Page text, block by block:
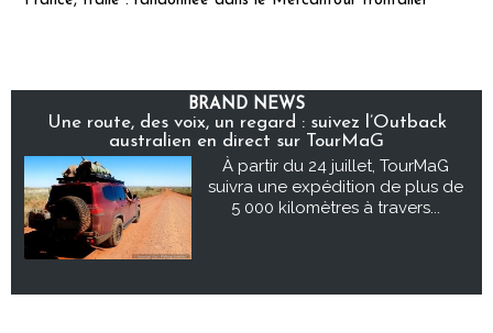
BRAND NEWS
Une route, des voix, un regard : suivez l’Outback
australien en direct sur TourMaG
À partir du 24 juillet, TourMaG
suivra une expédition de plus de
5 000 kilomètres à travers...